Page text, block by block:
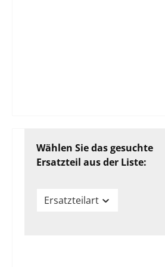
Wählen Sie das gesuchte
Ersatzteil aus der Liste:
Ersatzteilart